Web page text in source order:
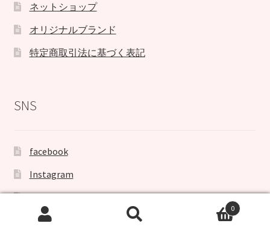
ネットショップ
オリジナルブランド
特定商取引法に基づく表記
SNS
facebook
Instagram
youtube
0